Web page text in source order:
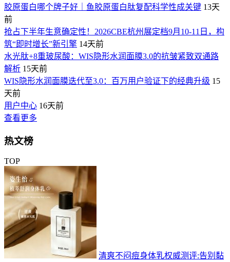
胶原蛋白哪个牌子好｜鱼胶原蛋白肽复配科学性成关键 13天
前
抢占下半年生意确定性！2026CBE杭州展定档9月10-11日，构
筑“即时增长”新引擎 14天前
水光肽+8重玻尿酸：WIS隐形水润面膜3.0的抗皱紧致双通路
解析 15天前
WIS隐形水润面膜迭代至3.0：百万用户验证下的经典升级 15
天前
用户中心 16天前
查看更多
热文榜
TOP
清爽不闷痘身体乳权威测评:告别黏